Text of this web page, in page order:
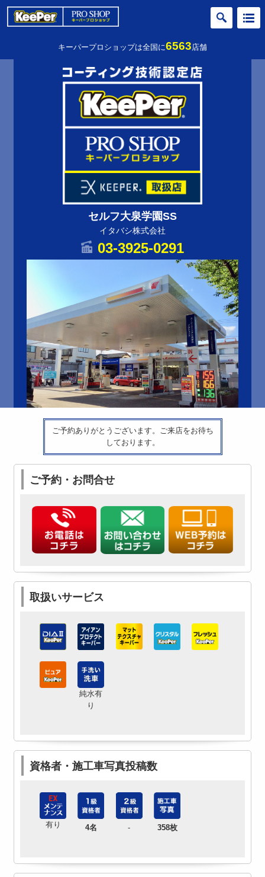
キーパープロショップは全国に6563店舗
セルフ大泉学園SS
イタバシ株式会社
03-3925-0291
ご予約ありがとうございます。ご来店をお待ち
しております。
ご予約・お問合せ
取扱いサービス
純水有
り
資格者・施工車写真投稿数
有り 4名 - 358枚